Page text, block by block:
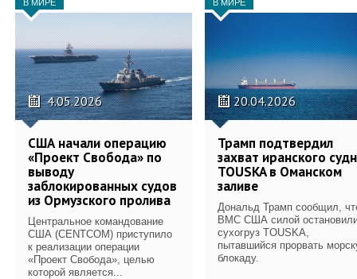
В МИРЕ
4.05.2026
США начали операцию
«Проект Свобода» по
выводу
заблокированных судов
из Ормузского пролива
Центральное командование
США (CENTCOM) приступило
к реализации операции
«Проект Свобода», целью
которой является...
В МИРЕ
20.04.2026
Трамп подтвердил
захват иранского
TOUSKA в Оманском
заливе
Дональд Трамп сообщил,
ВМС США силой
сухогруз TOUSKA,
пытавшийся прорвать
блокаду.